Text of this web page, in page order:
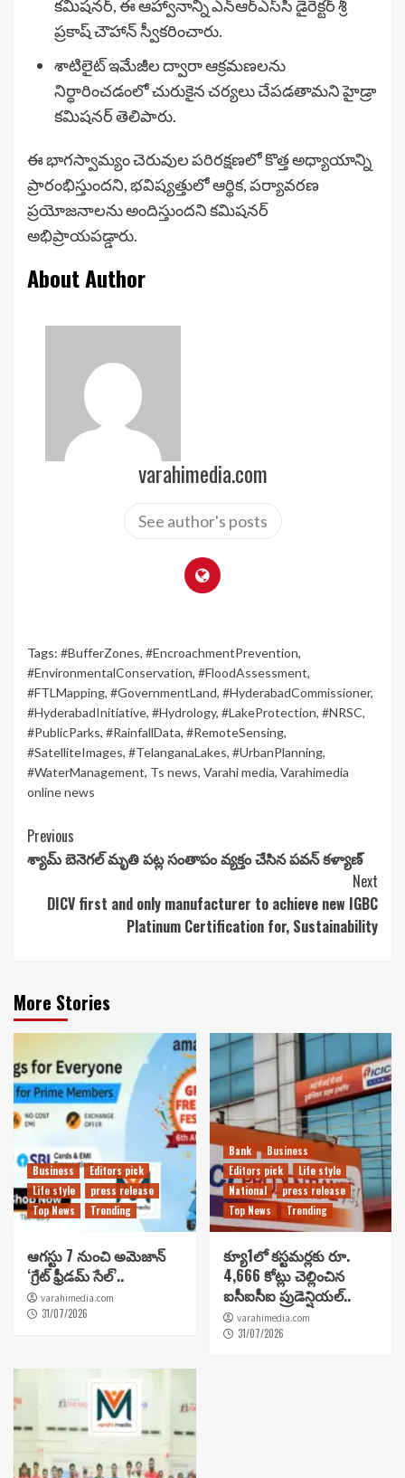
కమిషనర్, ఈ ఆహ్వానాన్ని ఎన్‌ఆర్‌ఎస్‌సీ డైరెక్టర్ శ్రీ
ప్రకాష్ చౌహాన్ స్వీకరించారు.
శాటిలైట్ ఇమేజీల ద్వారా ఆక్రమణలను
నిర్ధారించడంలో చురుకైన చర్యలు చేపడతామని హైడ్రా
కమిషనర్ తెలిపారు.
ఈ భాగస్వామ్యం చెరువుల పరిరక్షణలో కొత్త అధ్యాయాన్ని
ప్రారంభిస్తుందని, భవిష్యత్తులో ఆర్థిక, పర్యావరణ
ప్రయోజనాలను అందిస్తుందని కమిషనర్
అభిప్రాయపడ్డారు.
About Author
varahimedia.com
See author's posts
Tags: #BufferZones, #EncroachmentPrevention,
#EnvironmentalConservation, #FloodAssessment,
#FTLMapping, #GovernmentLand, #HyderabadCommissioner,
#HyderabadInitiative, #Hydrology, #LakeProtection, #NRSC,
#PublicParks, #RainfallData, #RemoteSensing,
#SatelliteImages, #TelanganaLakes, #UrbanPlanning,
#WaterManagement, Ts news, Varahi media, Varahimedia
online news
Continue
Reading
Previous
శ్యామ్ బెనెగల్ మృతి పట్ల సంతాపం వ్యక్తం చేసిన పవన్ కళ్యాణ్
Next
DICV first and only manufacturer to achieve new IGBC
Platinum Certification for, Sustainability
More Stories
Business
Editors pick
Life style
press release
Top News
Trending
ఆగస్టు 7 నుంచి అమెజాన్
‘గ్రేట్ ఫ్రీడమ్ సేల్’..
varahimedia.com
31/07/2026
Bank
Business
Editors pick
Life style
National
press release
Top News
Trending
క్యూ1లో కస్టమర్లకు రూ.
4,666 కోట్లు చెల్లించిన
ఐసీఐసీఐ ప్రుడెన్షియల్..
varahimedia.com
31/07/2026